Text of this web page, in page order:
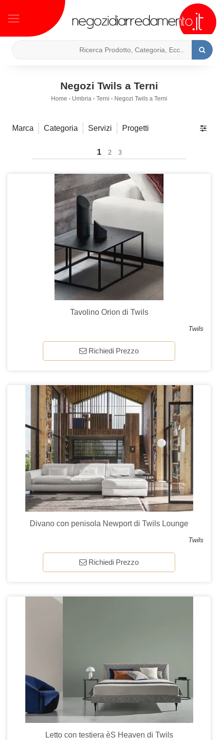
Negozi Twils a Terni
Home - Umbria- Terni - Negozi Twils a Terni
Marca Categoria Servizi Progetti
1 2 3
Tavolino Orion di Twils
Twils
Richiedi Prezzo
Divano con penisola Newport di Twils Lounge
Twils
Richiedi Prezzo
Letto con testiera èS Heaven di Twils